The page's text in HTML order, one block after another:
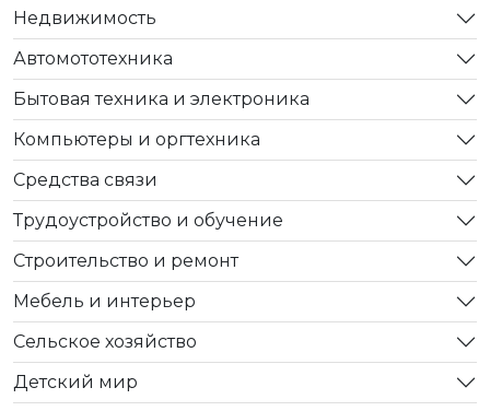
Недвижимость
Автомототехника
Бытовая техника и электроника
Компьютеры и оргтехника
Средства связи
Трудоустройство и обучение
Строительство и ремонт
Мебель и интерьер
Сельское хозяйство
Детский мир